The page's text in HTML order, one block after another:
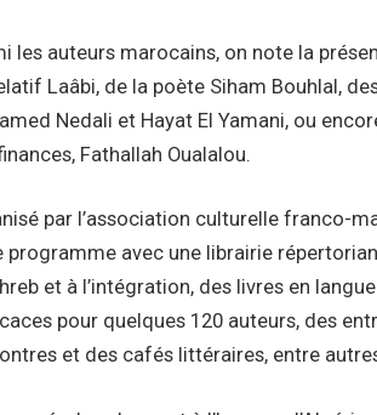
les auteurs marocains, on note la
Laâbi, de la poète Siham Bouhlal,
Nedali et Hayat El Yamani, ou
Fathallah Oualalou.
par l’association culturelle franco-
programme avec une librairie
et à l’intégration, des livres en
pour quelques 120 auteurs, des
et des cafés littéraires, entre